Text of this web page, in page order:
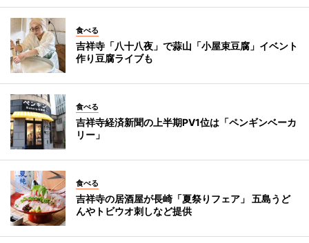
食べる
吉祥寺「八十八夜」で蒜山「小屋束豆腐」イベント
作り豆腐ライブも
食べる
吉祥寺経済新聞の上半期PV1位は「ペンギンベーカ
リー」
食べる
吉祥寺の居酒屋が長崎「夏祭りフェア」 五島うど
んやトビウオ刺しなど提供